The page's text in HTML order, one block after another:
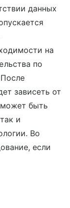
данных
на
по
зависеть от
может быть
и
Во
если